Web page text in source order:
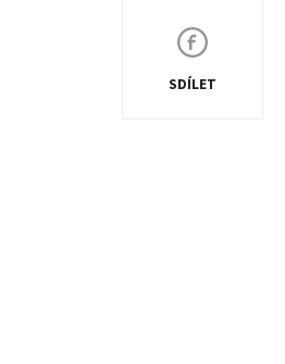
SDÍLET